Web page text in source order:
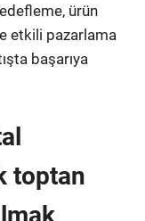
ürün
etkili pazarlama
başarıya
toptan